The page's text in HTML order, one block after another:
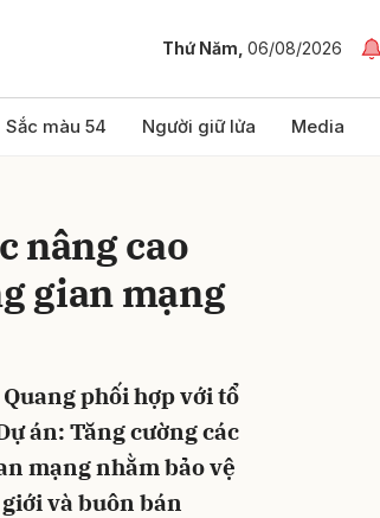
Thứ Năm, 06/08/2026
Sắc màu 54 Người giữ lửa Media
nâng cao
gian mạng
phối hợp với tổ
án: Tăng cường các
mạng nhằm bảo vệ
và buôn bán
Hủy